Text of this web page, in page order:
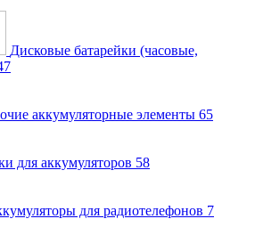
Дисковые батарейки (часовые,
аккумуляторные элементы 65
для аккумуляторов 58
для радиотелефонов 7